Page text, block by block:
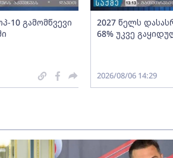
10 გამომწვევი
2027 წელს
68% უკვე
2026/08/06 14:29